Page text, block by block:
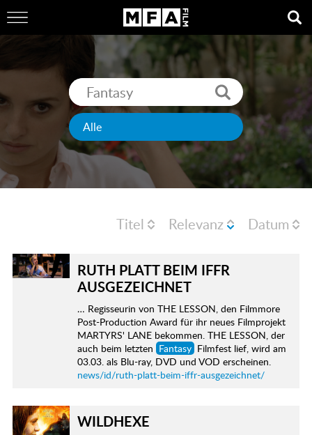
Titel Relevanz Datum
RUTH PLATT BEIM IFFR
AUSGEZEICHNET
… Regisseurin von THE LESSON, den Filmmore
Post-Production Award für ihr neues Filmprojekt
MARTYRS' LANE bekommen. THE LESSON, der
auch beim letzten Fantasy Filmfest lief, wird am
03.03. als Blu-ray, DVD und VOD erscheinen.
news/id/ruth-platt-beim-iffr-ausgezeichnet/
WILDHEXE